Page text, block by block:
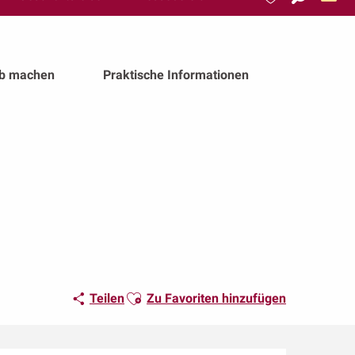
Suche
machen Praktische Informationen
TeilenAjouter aux favoris
Zu Favoriten hinzufügen